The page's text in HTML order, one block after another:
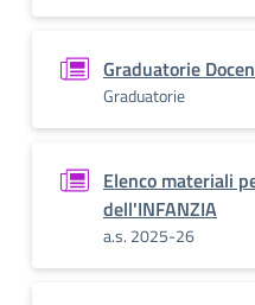
Graduatorie
Graduatorie
Elenco materiali
dell'INFANZIA
a.s. 2025-26